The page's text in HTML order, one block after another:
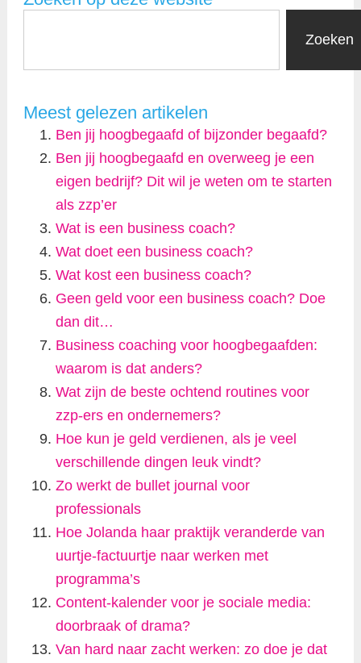
Zoeken
Meest gelezen artikelen
Ben jij hoogbegaafd of bijzonder begaafd?
Ben jij hoogbegaafd en overweeg je een
eigen bedrijf? Dit wil je weten om te starten
als zzp’er
Wat is een business coach?
Wat doet een business coach?
Wat kost een business coach?
Geen geld voor een business coach? Doe
dan dit…
Business coaching voor hoogbegaafden:
waarom is dat anders?
Wat zijn de beste ochtend routines voor
zzp-ers en ondernemers?
Hoe kun je geld verdienen, als je veel
verschillende dingen leuk vindt?
Zo werkt de bullet journal voor
professionals
Hoe Jolanda haar praktijk veranderde van
uurtje-factuurtje naar werken met
programma’s
Content-kalender voor je sociale media:
doorbraak of drama?
Van hard naar zacht werken: zo doe je dat